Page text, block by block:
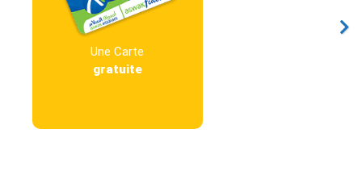
Une Carte
gratuite